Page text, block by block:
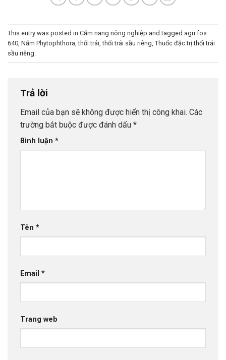
This entry was posted in Cẩm nang nông nghiệp and tagged agri fos
640 Nấm Phytophthora ,thối trái ,thối trái sầu riêng Thuốc đặc trị thối trái
sầu riêng
Trả lời
Email của bạn sẽ không được hiển thị công khai. Các
trường bắt buộc được đánh dấu *
Bình luận *
Tên *
Email *
Trang web